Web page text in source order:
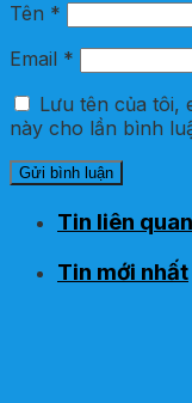
Tên *
Email *
Lưu tên của tôi,
này cho lần bình
Tin liên quan
Tin mới nhất